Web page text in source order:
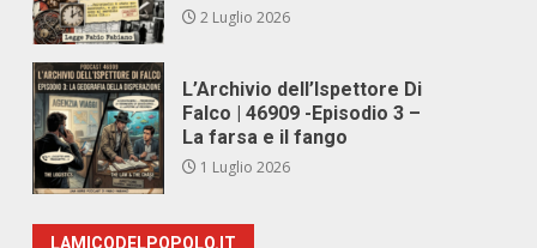
2 Luglio 2026
L’Archivio dell’Ispettore Di
Falco | 46909 -Episodio 3 –
La farsa e il fango
1 Luglio 2026
LAMICODELPOPOLO.IT